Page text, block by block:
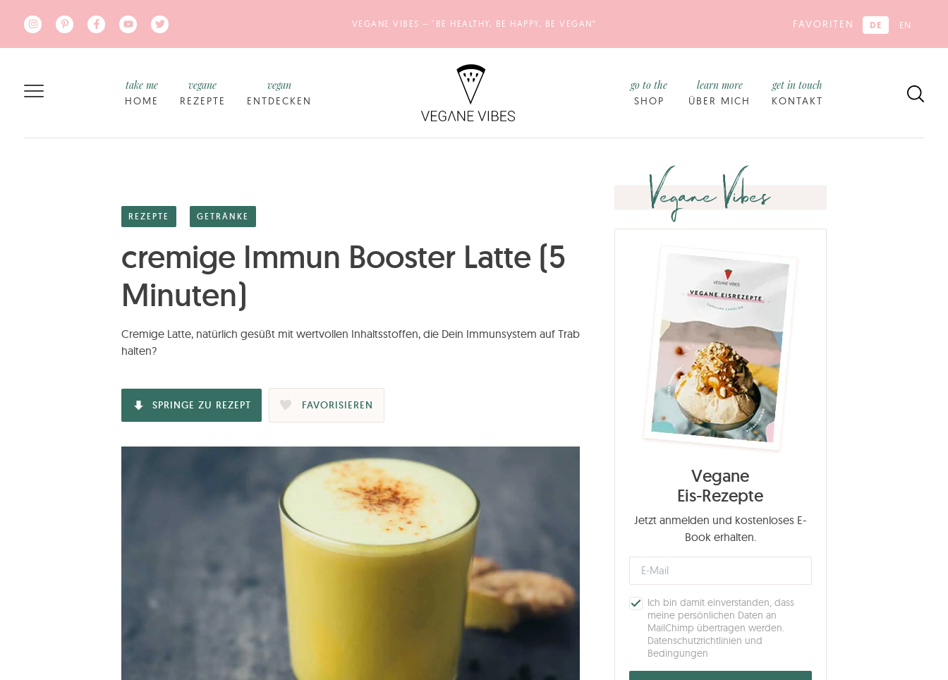
VEGANE VIBES – "BE HEALTHY, BE HAPPY, BE VEGAN“ FAVORITEN DE EN
HOME
take me
REZEPTE
vegane
ENTDECKEN
vegan
SHOP
go to the
ÜBER MICH
learn more
KONTAKT
get in touch
REZEPTE GETRÄNKE
cremige Immun Booster Latte (5
Minuten)
Cremige Latte, natürlich gesüßt mit wertvollen Inhaltsstoffen, die Dein Immunsystem auf Trab
halten?
SPRINGE ZU REZEPT FAVORISIEREN
Vegane Vibes
Vegane
Eis-Rezepte
Jetzt anmelden und kostenloses E-
Book erhalten.
Ich bin damit einverstanden, dass
meine persönlichen Daten an
MailChimp übertragen werden.
Datenschutzrichtlinien und
Bedingungen